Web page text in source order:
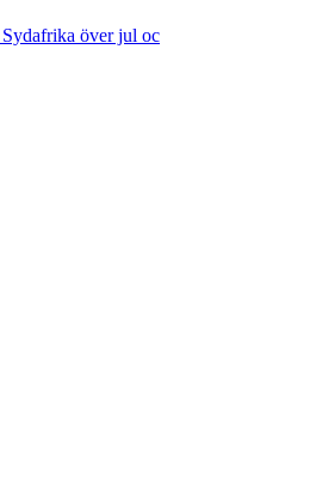
över jul oc